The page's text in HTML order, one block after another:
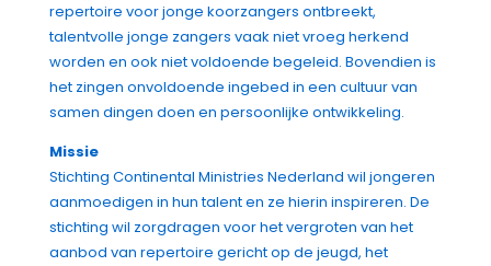
repertoire voor jonge koorzangers ontbreekt,
talentvolle jonge zangers vaak niet vroeg herkend
worden en ook niet voldoende begeleid. Bovendien is
het zingen onvoldoende ingebed in een cultuur van
samen dingen doen en persoonlijke ontwikkeling.
Missie
Stichting Continental Ministries Nederland wil jongeren
aanmoedigen in hun talent en ze hierin inspireren. De
stichting wil zorgdragen voor het vergroten van het
aanbod van repertoire gericht op de jeugd, het